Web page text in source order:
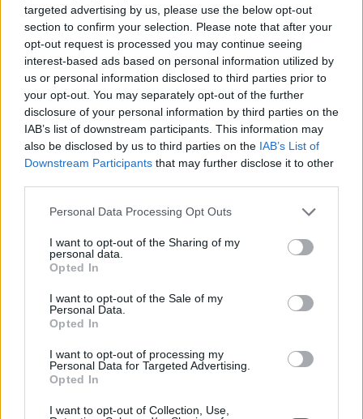
targeted advertising by us, please use the below opt-out
section to confirm your selection. Please note that after your
opt-out request is processed you may continue seeing
interest-based ads based on personal information utilized by
us or personal information disclosed to third parties prior to
your opt-out. You may separately opt-out of the further
disclosure of your personal information by third parties on the
IAB’s list of downstream participants. This information may
also be disclosed by us to third parties on the IAB’s List of
Downstream Participants that may further disclose it to other
Please note that this website/app uses one or more Google
not limited to your visit or usage behaviour. You may click to
grant or deny consent to Google and its third-party tags to
use your data for below specified purposes in below Google
consent section.
Personal Data Processing Opt Outs
I want to opt-out of the Sharing of my
personal data.
Opted In
I want to opt-out of the Sale of my
Personal Data.
Opted In
I want to opt-out of processing my
Personal Data for Targeted Advertising.
Opted In
I want to opt-out of Collection, Use,
Στο τέλος θα υπάρχει ο
ψηφοδέλτιο,το οποίο θα προσμετρηθεί.
Διαβάζουμε το έντυπο των οδηγιών,
συμπληρώνουμε την υπεύθυνη δήλωση, υπάρχει
σκέψη για το αποδεικτικό ταυτότητας, κάτι που
θα εξαρτηθεί από τη διαβούλευση. Αφού
εξαντλήσει, θα στέλνει τον φάκελο επιστροφής